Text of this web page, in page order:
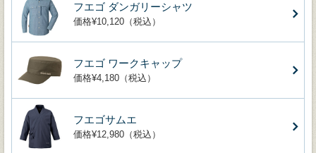
フエゴ ダンガリーシャツ
価格¥10,120（税込）
フエゴ ワークキャップ
価格¥4,180（税込）
フエゴサムエ
価格¥12,980（税込）